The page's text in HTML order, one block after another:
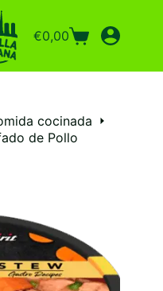
Carro
compra
€0,00
cocinada
de Pollo